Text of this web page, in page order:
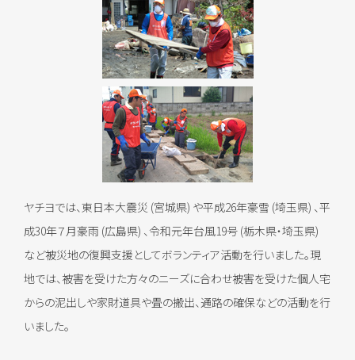
ヤチヨでは、東日本大震災 (宮城県) や平成26年豪雪 (埼玉県) 、平
成30年７月豪雨 (広島県) 、令和元年台風19号 (栃木県・埼玉県)
など被災地の復興支援としてボランティア活動を行いました。現
地では、被害を受けた方々のニーズに合わせ被害を受けた個人宅
からの泥出しや家財道具や畳の搬出、通路の確保などの活動を行
いました。